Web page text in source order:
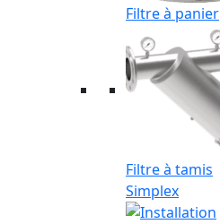
Filtre à panier
Filtre à tamis
Simplex